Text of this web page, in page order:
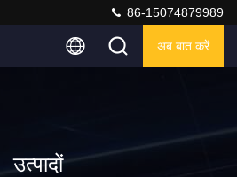
86-15074879989
अब बात करें
उत्पादों